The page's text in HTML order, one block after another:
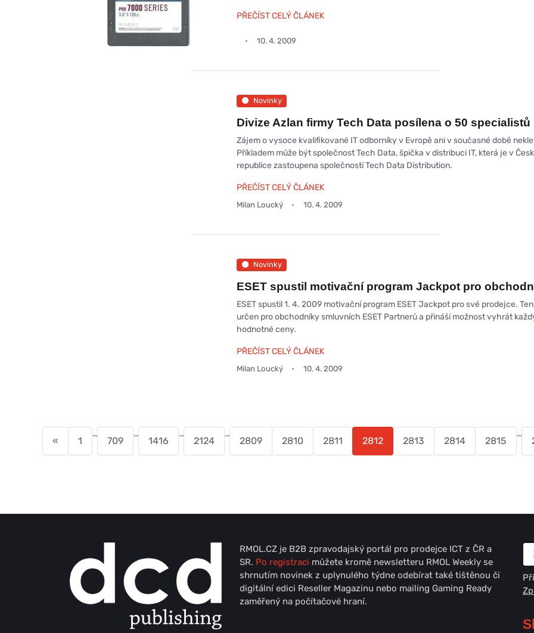
PŘEČÍST CELÝ ČLÁNEK
10. 4. 2009
Novinky
Divize Azlan firmy Tech Data posílena o 50 specialistů
Zájem o vysoce kvalifikované IT odborníky v Evropě ani v současné době
Příkladem může být společnost Tech Data, špička v distribuci IT, která je v
republice zastoupena společností Tech Data Distribution.
PŘEČÍST CELÝ ČLÁNEK
Milan Loucký 10. 4. 2009
Novinky
ESET spustil motivační program Jackpot pro
ESET spustil 1. 4. 2009 motivační program ESET Jackpot pro své prodejce.
určen pro obchodníky smluvních ESET Partnerů a přináší možnost vyhrát
hodnotné ceny.
PŘEČÍST CELÝ ČLÁNEK
Milan Loucký 10. 4. 2009
« 1
…
709
…
1416
…
2124
…
2809 2810 2811 2812 2813 2814 2815
…
RMOL.CZ je B2B zpravodajský portál pro prodejce ICT z ČR a
SR. Po registraci můžete kromě newsletteru RMOL Weekly se
shrnutím novinek z uplynulého týdne odebírat také tištěnou či
digitální edici Reseller Magazinu nebo mailing Gaming Ready
zaměřený na počítačové hraní.